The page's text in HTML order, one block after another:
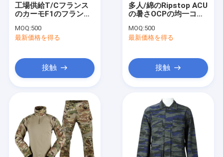
工場供給T/Cフランス
のカーモF1のフランス
（Shirt+pants+cap）
MOQ:500
最新価格を得る
接触
多人/綿のRipstop ACU
の暑さOCPの均一コー
MOQ:500
最新価格を得る
接触